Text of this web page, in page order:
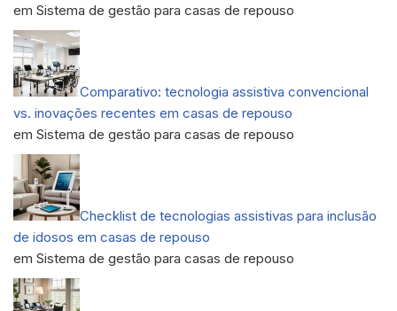
em Sistema de gestão para casas de repouso
Comparativo: tecnologia assistiva convencional
vs. inovações recentes em casas de repouso
em Sistema de gestão para casas de repouso
Checklist de tecnologias assistivas para inclusão
de idosos em casas de repouso
em Sistema de gestão para casas de repouso